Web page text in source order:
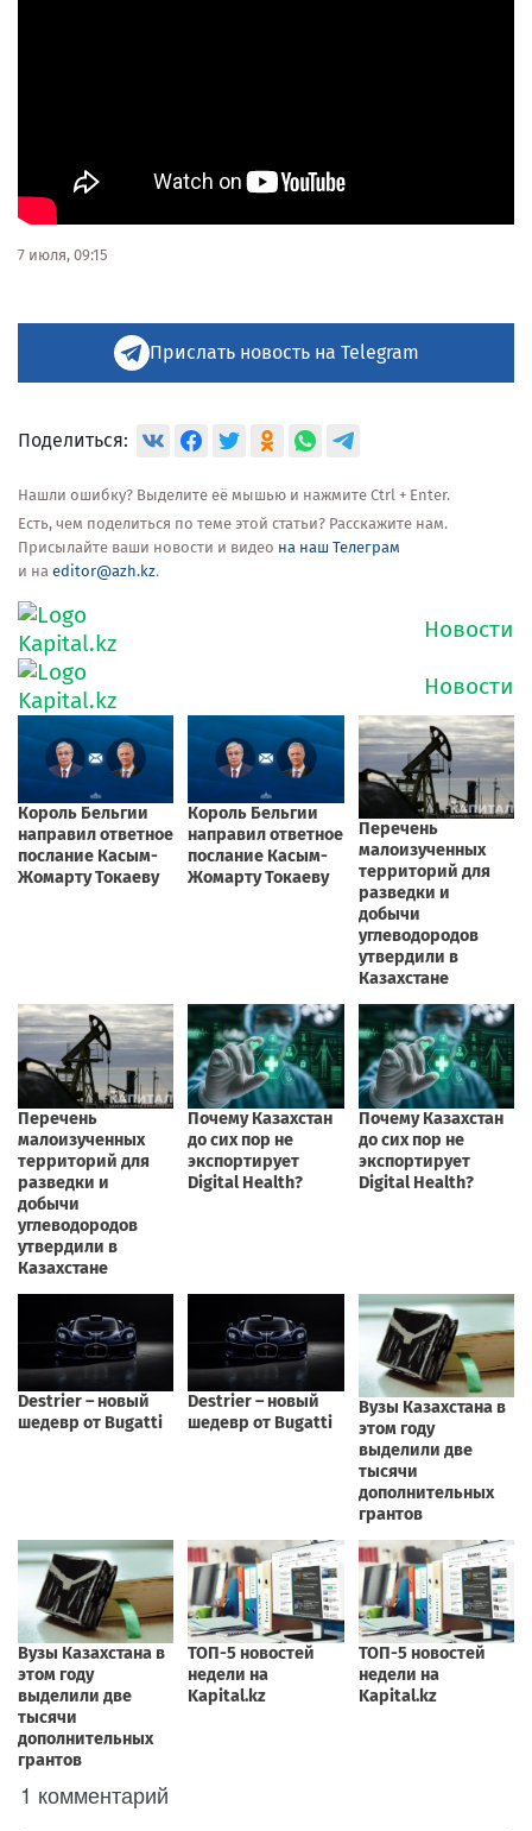
7 июля, 09:15
Прислать новость на Telegram
Поделиться:
Нашли ошибку? Выделите её мышью и нажмите Ctrl + Enter.
Есть, чем поделиться по теме этой статьи? Расскажите нам.
Присылайте ваши новости и видео на наш Телеграм
и на editor@azh.kz.
1 комментарий